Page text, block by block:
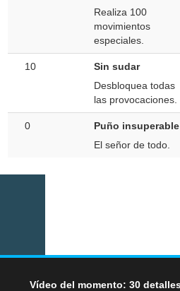
Realiza 100
movimientos
especiales.
10
Sin sudar
Desbloquea todas
las provocaciones.
0
Puño insuperable
El señor de todo.
Vídeo del momento: 30